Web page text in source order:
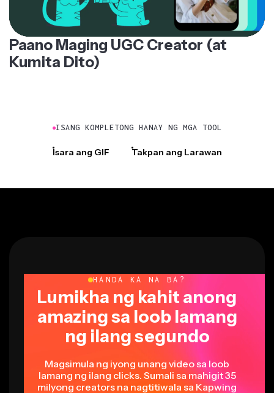
Paano Maging UGC Creator (at
Kumita Dito)
Lumikha ng kahit anong
amazing sa loob lamang
ng ilang segundo
lamang ng ilang clicks. Sumali sa mahigit 35
milyong creators na nagtitiwala sa Kapwing
para lumikha ng mas maraming content sa mas